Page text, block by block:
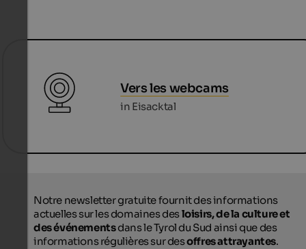
Vers les webcams
in Eisacktal
Notre newsletter gratuite fournit des informations
actuelles sur les domaines desloisirs, de la culture et
des événementsdans le Tyrol du Sud ainsi que des
informations régulières sur desoffres attrayantes.